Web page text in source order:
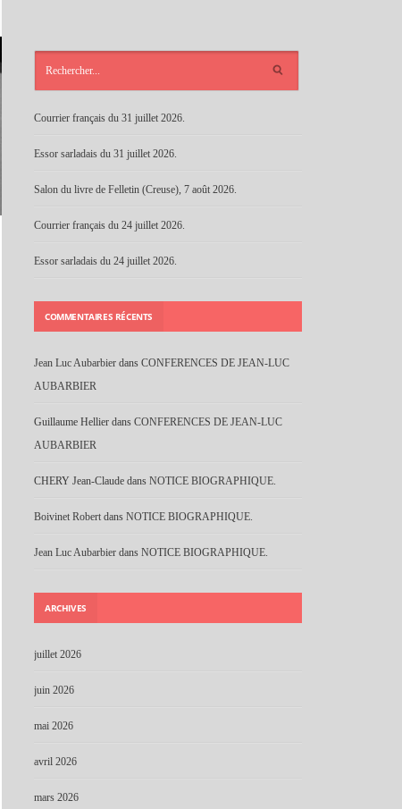
Courrier français du 31 juillet 2026.
Essor sarladais du 31 juillet 2026.
Salon du livre de Felletin (Creuse), 7 août 2026.
Courrier français du 24 juillet 2026.
Essor sarladais du 24 juillet 2026.
COMMENTAIRES RÉCENTS
Jean Luc Aubarbier dans CONFERENCES DE JEAN-LUC
AUBARBIER
Guillaume Hellier dans CONFERENCES DE JEAN-LUC
AUBARBIER
CHERY Jean-Claude dans NOTICE BIOGRAPHIQUE.
Boivinet Robert dans NOTICE BIOGRAPHIQUE.
Jean Luc Aubarbier dans NOTICE BIOGRAPHIQUE.
ARCHIVES
juillet 2026
juin 2026
mai 2026
avril 2026
mars 2026